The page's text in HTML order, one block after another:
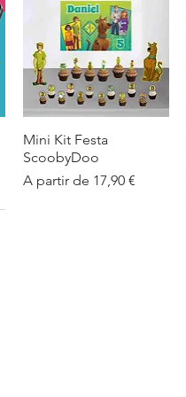
Visualização rápida
Mini Kit Festa
ScoobyDoo
A partir de 17,90 €
Preço promocional